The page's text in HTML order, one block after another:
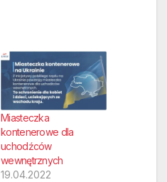
Miasteczka
kontenerowe dla
uchodźców
wewnętrznych
19.04.2022